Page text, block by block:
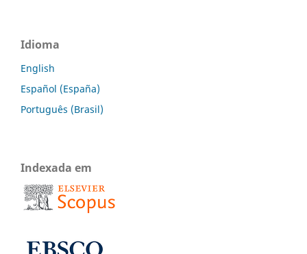
Idioma
English
Español (España)
Português (Brasil)
Indexada em